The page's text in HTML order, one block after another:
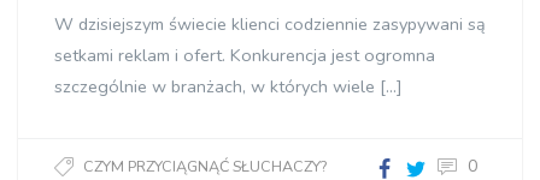
W dzisiejszym świecie klienci codziennie zasypywani są
setkami reklam i ofert. Konkurencja jest ogromna
szczególnie w branżach, w których wiele […]
CZYM PRZYCIĄGNĄĆ SŁUCHACZY? 0